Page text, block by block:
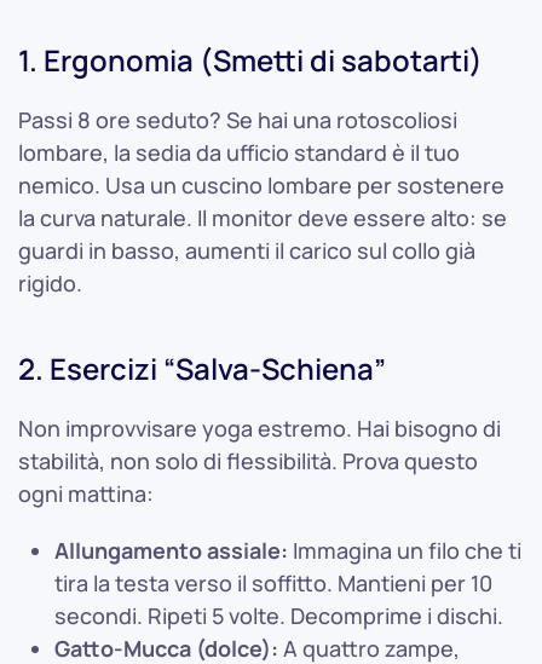
1. Ergonomia (Smetti di sabotarti)
Passi 8 ore seduto? Se hai una rotoscoliosi
lombare, la sedia da ufficio standard è il tuo
nemico. Usa un cuscino lombare per sostenere
la curva naturale. Il monitor deve essere alto: se
guardi in basso, aumenti il carico sul collo già
rigido.
2. Esercizi “Salva-Schiena”
Non improvvisare yoga estremo. Hai bisogno di
stabilità, non solo di flessibilità. Prova questo
ogni mattina:
Allungamento assiale: Immagina un filo che ti
tira la testa verso il soffitto. Mantieni per 10
secondi. Ripeti 5 volte. Decomprime i dischi.
Gatto-Mucca (dolce): A quattro zampe,